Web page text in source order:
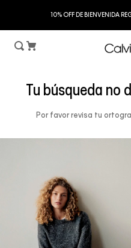
10% OFF DE BIENVENIDA
Tu búsqueda
Por favor revisa tu